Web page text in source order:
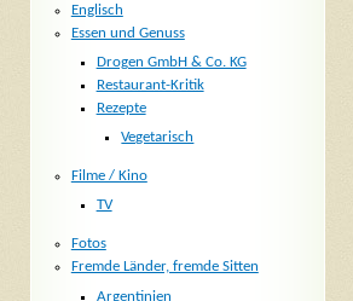
Englisch
Essen und Genuss
Drogen GmbH & Co. KG
Restaurant-Kritik
Rezepte
Vegetarisch
Filme / Kino
TV
Fotos
Fremde Länder, fremde Sitten
Argentinien